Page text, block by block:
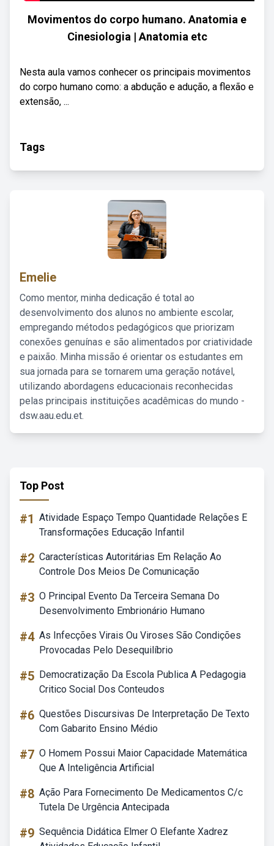
Movimentos do corpo humano. Anatomia e
Cinesiologia | Anatomia etc
Nesta aula vamos conhecer os principais movimentos
do corpo humano como: a abdução e adução, a flexão e
extensão, ...
Tags
Emelie
Como mentor, minha dedicação é total ao
desenvolvimento dos alunos no ambiente escolar,
empregando métodos pedagógicos que priorizam
conexões genuínas e são alimentados por criatividade
e paixão. Minha missão é orientar os estudantes em
sua jornada para se tornarem uma geração notável,
utilizando abordagens educacionais reconhecidas
pelas principais instituições acadêmicas do mundo -
dsw.aau.edu.et.
Top Post
#1 Atividade Espaço Tempo Quantidade Relações E
Transformações Educação Infantil
#2 Características Autoritárias Em Relação Ao
Controle Dos Meios De Comunicação
#3 O Principal Evento Da Terceira Semana Do
Desenvolvimento Embrionário Humano
#4 As Infecções Virais Ou Viroses São Condições
Provocadas Pelo Desequilíbrio
#5 Democratização Da Escola Publica A Pedagogia
Critico Social Dos Conteudos
#6 Questões Discursivas De Interpretação De Texto
Com Gabarito Ensino Médio
#7 O Homem Possui Maior Capacidade Matemática
Que A Inteligência Artificial
#8 Ação Para Fornecimento De Medicamentos C/c
Tutela De Urgência Antecipada
#9 Sequência Didática Elmer O Elefante Xadrez